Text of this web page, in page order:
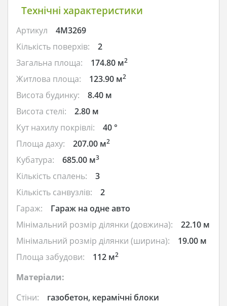
Технічні характеристики
Артикул
4M3269
Кількість поверхів:
2
Загальна площа:
174.80 м2
Житлова площа: 123.90 м2
Висота будинку:
8.40 м
Висота стелі:
2.80 м
Кут нахилу покрівлі:
40 °
Площа даху:
207.00 м2
Кубатура: 685.00 м3
Кількість спалень:
3
Кількість санвузлів:
2
Гараж:
Гараж на одне авто
Мінімальний розмір ділянки (довжина):
22.10 м
Мінімальний розмір ділянки (ширина):
19.00 м
Площа забудови:
112 м2
Матеріали:
Стіни:
газобетон, керамічні блоки